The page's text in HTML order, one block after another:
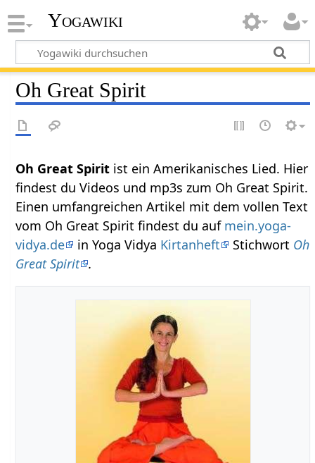
Yogawiki
Oh Great Spirit
Oh Great Spirit ist ein Amerikanisches Lied. Hier
findest du Videos und mp3s zum Oh Great Spirit.
Einen umfangreichen Artikel mit dem vollen Text
vom Oh Great Spirit findest du auf mein.yoga-
vidya.de
in Yoga Vidya Kirtanheft Stichwort Oh
Great Spirit .